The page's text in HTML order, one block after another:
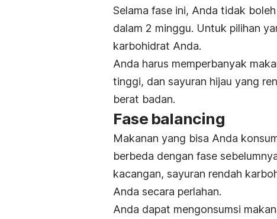
Selama fase ini, Anda tidak
dalam 2 minggu. Untuk pilihan
karbohidrat Anda.
Anda harus memperbanyak
tinggi, dan sayuran hijau yang
berat badan.
Fase balancing
Makanan yang bisa Anda
berbeda dengan fase
kacangan, sayuran rendah
Anda secara perlahan.
Anda dapat mengonsumsi